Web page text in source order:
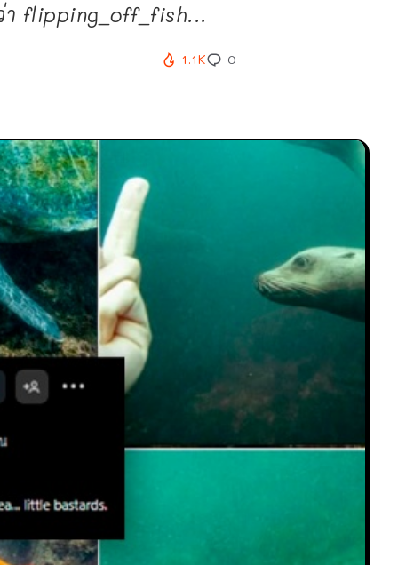
flipping_off_fish...
1.1K 0